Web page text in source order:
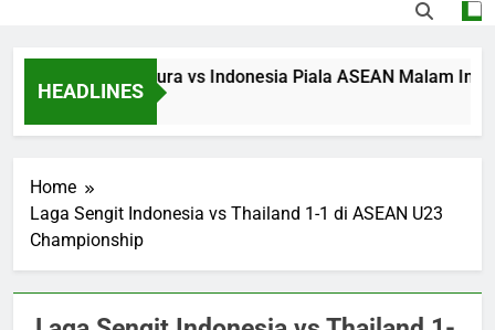
HEADLINES
Streaming Singapura vs Indonesia Piala ASEAN Malam Ini
10 Hours Ago
Home
Laga Sengit Indonesia vs Thailand 1-1 di ASEAN U23
Championship